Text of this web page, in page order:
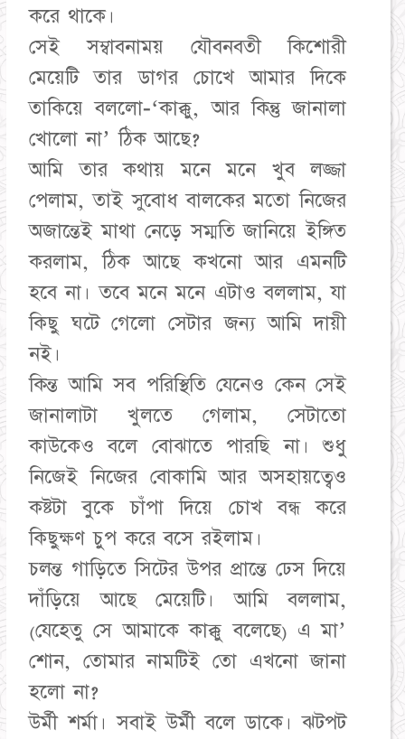
করে থাকে।
সেই সম্বাবনাময় যৌবনবতী কিশোরী
মেয়েটি তার ডাগর চোখে আমার দিকে
তাকিয়ে বললো-‘কাক্কু, আর কিন্তু জানালা
খোলো না’ ঠিক আছে?
আমি তার কথায় মনে মনে খুব লজ্জা
পেলাম, তাই সুবোধ বালকের মতো নিজের
অজান্তেই মাথা নেড়ে সম্মতি জানিয়ে ইঙ্গিত
করলাম, ঠিক আছে কখনো আর এমনটি
হবে না। তবে মনে মনে এটাও বললাম, যা
কিছু ঘটে গেলো সেটার জন্য আমি দায়ী
নই।
কিন্ত আমি সব পরিস্থিতি যেনেও কেন সেই
জানালাটা খুলতে গেলাম, সেটাতো
কাউকেও বলে বোঝাতে পারছি না। শুধু
নিজেই নিজের বোকামি আর অসহায়ত্বেও
কষ্টটা বুকে চাঁপা দিয়ে চোখ বন্ধ করে
কিছুক্ষণ চুপ করে বসে রইলাম।
চলন্ত গাড়িতে সিটের উপর প্রান্তে ঢেস দিয়ে
দাঁড়িয়ে আছে মেয়েটি। আমি বললাম,
(যেহেতু সে আমাকে কাক্কু বলেছে) এ মা’
শোন, তোমার নামটিই তো এখনো জানা
হলো না?
উর্মী শর্মা। সবাই উর্মী বলে ডাকে। ঝটপট